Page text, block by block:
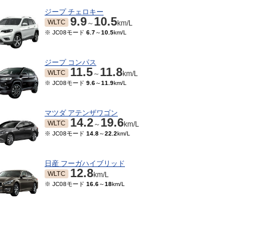
ジープ チェロキー
WLTC 9.9～ 10.5km/L
※ JC08モード 6.7～10.5km/L
ジープ コンパス
WLTC 11.5～ 11.8km/L
※ JC08モード 9.6～11.9km/L
マツダ アテンザワゴン
WLTC 14.2～ 19.6km/L
※ JC08モード 14.8～22.2km/L
日産 フーガハイブリッド
WLTC 12.8km/L
※ JC08モード 16.6～18km/L